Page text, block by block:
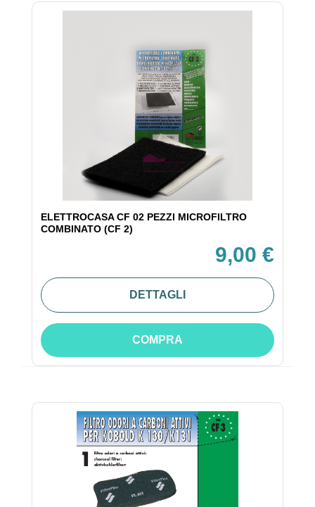
ELETTROCASA CF 02 PEZZI MICROFILTRO
COMBINATO (CF 2)
9,00 €
DETTAGLI
COMPRA